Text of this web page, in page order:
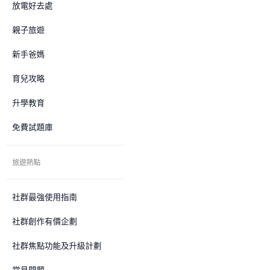
放電好去處
親子旅遊
新手爸媽
育兒攻略
升學教育
免費試題庫
旅遊熱點
社群最強使用指南
社群創作有價企劃
社群焦點功能及升級計劃